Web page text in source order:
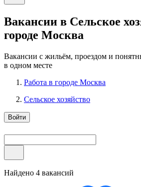
Вакансии в Сельское
городе Москва
Вакансии с жильём, проездом и
в одном месте
Работа в городе Москва
Сельское хозяйство
Войти
Найдено 4 вакансий